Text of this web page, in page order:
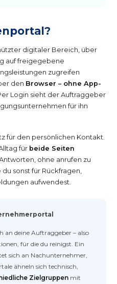
digitaler Bereich, über
auf freigegebene
zugreifen
den Browser – ohne App-
Login sieht der Auftraggeber
für ihn
für den persönlichen Kontakt.
für beide Seiten
ohne anrufen zu
sonst für Rückfragen,
aufwendest.
an deine Auftraggeber – also
für die du reinigst. Ein
sich an Nachunternehmer,
ähneln sich technisch,
Zielgruppen mit